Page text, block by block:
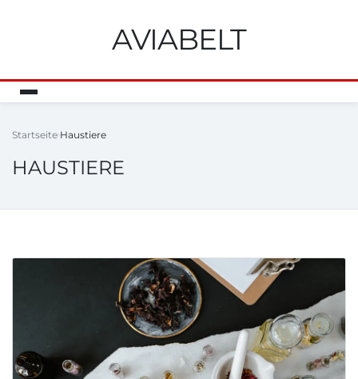
AVIABELT
Startseite Haustiere
HAUSTIERE